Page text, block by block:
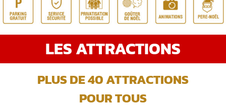
LES ATTRACTIONS
PLUS DE 40 ATTRACTIONS
POUR TOUS